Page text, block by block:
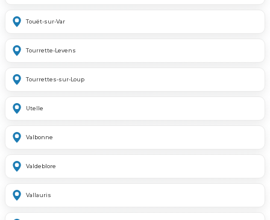
Touët-sur-Var
Tourrette-Levens
Tourrettes-sur-Loup
Utelle
Valbonne
Valdeblore
Vallauris